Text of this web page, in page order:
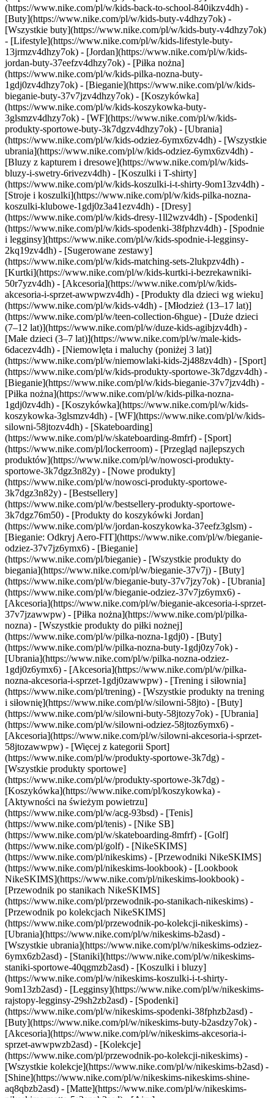
(https://www.nike.com/pl/w/kids-back-to-school-840ikzv4dh) -
[Buty](https://www.nike.com/pl/w/kids-buty-v4dhzy7ok) -
[Wszystkie buty](https://www.nike.com/pl/w/kids-buty-v4dhzy7ok)
- [Lifestyle](https://www.nike.com/pl/w/kids-lifestyle-buty-
13jrmzv4dhzy7ok) - [Jordan](https://www.nike.com/pl/w/kids-
jordan-buty-37eefzv4dhzy7ok) - [Piłka nożna]
(https://www.nike.com/pl/w/kids-pilka-nozna-buty-
1gdj0zv4dhzy7ok) - [Bieganie](https://www.nike.com/pl/w/kids-
bieganie-buty-37v7jzv4dhzy7ok) - [Koszykówka]
(https://www.nike.com/pl/w/kids-koszykowka-buty-
3glsmzv4dhzy7ok) - [WF](https://www.nike.com/pl/w/kids-
produkty-sportowe-buty-3k7dgzv4dhzy7ok) - [Ubrania]
(https://www.nike.com/pl/w/kids-odziez-6ymx6zv4dh) - [Wszystkie
ubrania](https://www.nike.com/pl/w/kids-odziez-6ymx6zv4dh) -
[Bluzy z kapturem i dresowe](https://www.nike.com/pl/w/kids-
bluzy-i-swetry-6rivezv4dh) - [Koszulki i T-shirty]
(https://www.nike.com/pl/w/kids-koszulki-i-t-shirty-9om13zv4dh) -
[Stroje i koszulki](https://www.nike.com/pl/w/kids-pilka-nozna-
koszulki-klubowe-1gdj0z3a41ezv4dh) - [Dresy]
(https://www.nike.com/pl/w/kids-dresy-1ll2wzv4dh) - [Spodenki]
(https://www.nike.com/pl/w/kids-spodenki-38fphzv4dh) - [Spodnie
i legginsy](https://www.nike.com/pl/w/kids-spodnie-i-legginsy-
2kq19zv4dh) - [Sugerowane zestawy]
(https://www.nike.com/pl/w/kids-matching-sets-2lukpzv4dh) -
[Kurtki](https://www.nike.com/pl/w/kids-kurtki-i-bezrekawniki-
50r7yzv4dh) - [Akcesoria](https://www.nike.com/pl/w/kids-
akcesoria-i-sprzet-awwpwzv4dh) - [Produkty dla dzieci wg wieku]
(https://www.nike.com/pl/w/kids-v4dh) - [Młodzież (13–17 lat)]
(https://www.nike.com/pl/w/teen-collection-6hgue) - [Duże dzieci
(7–12 lat)](https://www.nike.com/pl/w/duze-kids-agibjzv4dh) -
[Małe dzieci (3–7 lat)](https://www.nike.com/pl/w/male-kids-
6dacezv4dh) - [Niemowlęta i maluchy (poniżej 3 lat)]
(https://www.nike.com/pl/w/niemowlaki-kids-2j488zv4dh) - [Sport]
(https://www.nike.com/pl/w/kids-produkty-sportowe-3k7dgzv4dh) -
[Bieganie](https://www.nike.com/pl/w/kids-bieganie-37v7jzv4dh) -
[Piłka nożna](https://www.nike.com/pl/w/kids-pilka-nozna-
1gdj0zv4dh) - [Koszykówka](https://www.nike.com/pl/w/kids-
koszykowka-3glsmzv4dh) - [WF](https://www.nike.com/pl/w/kids-
silowni-58jtozv4dh) - [Skateboarding]
(https://www.nike.com/pl/w/skateboarding-8mfrf) - [Sport]
(https://www.nike.com/pl/lockerroom) - [Przegląd najlepszych
produktów](https://www.nike.com/pl/w/nowosci-produkty-
sportowe-3k7dgz3n82y) - [Nowe produkty]
(https://www.nike.com/pl/w/nowosci-produkty-sportowe-
3k7dgz3n82y) - [Bestsellery]
(https://www.nike.com/pl/w/bestsellery-produkty-sportowe-
3k7dgz76m50) - [Produkty do koszykówki Jordan]
(https://www.nike.com/pl/w/jordan-koszykowka-37eefz3glsm) -
[Bieganie: Odkryj Aero-FIT](https://www.nike.com/pl/w/bieganie-
odziez-37v7jz6ymx6) - [Bieganie]
(https://www.nike.com/pl/bieganie) - [Wszystkie produkty do
biegania](https://www.nike.com/pl/w/bieganie-37v7j) - [Buty]
(https://www.nike.com/pl/w/bieganie-buty-37v7jzy7ok) - [Ubrania]
(https://www.nike.com/pl/w/bieganie-odziez-37v7jz6ymx6) -
[Akcesoria](https://www.nike.com/pl/w/bieganie-akcesoria-i-sprzet-
37v7jzawwpw) - [Piłka nożna](https://www.nike.com/pl/pilka-
nozna) - [Wszystkie produkty do piłki nożnej]
(https://www.nike.com/pl/w/pilka-nozna-1gdj0) - [Buty]
(https://www.nike.com/pl/w/pilka-nozna-buty-1gdj0zy7ok) -
[Ubrania](https://www.nike.com/pl/w/pilka-nozna-odziez-
1gdj0z6ymx6) - [Akcesoria](https://www.nike.com/pl/w/pilka-
nozna-akcesoria-i-sprzet-1gdj0zawwpw) - [Trening i siłownia]
(https://www.nike.com/pl/trening) - [Wszystkie produkty na trening
i siłownię](https://www.nike.com/pl/w/silowni-58jto) - [Buty]
(https://www.nike.com/pl/w/silowni-buty-58jtozy7ok) - [Ubrania]
(https://www.nike.com/pl/w/silowni-odziez-58jtoz6ymx6) -
[Akcesoria](https://www.nike.com/pl/w/silowni-akcesoria-i-sprzet-
58jtozawwpw) - [Więcej z kategorii Sport]
(https://www.nike.com/pl/w/produkty-sportowe-3k7dg) -
[Wszystkie produkty sportowe]
(https://www.nike.com/pl/w/produkty-sportowe-3k7dg) -
[Koszykówka](https://www.nike.com/pl/koszykowka) -
[Aktywności na świeżym powietrzu]
(https://www.nike.com/pl/w/acg-93bsd) - [Tenis]
(https://www.nike.com/pl/tenis) - [Nike SB]
(https://www.nike.com/pl/w/skateboarding-8mfrf) - [Golf]
(https://www.nike.com/pl/golf) - [NikeSKIMS]
(https://www.nike.com/pl/nikeskims) - [Przewodniki NikeSKIMS]
(https://www.nike.com/pl/nikeskims-lookbook) - [Lookbook
NikeSKIMS](https://www.nike.com/pl/nikeskims-lookbook) -
[Przewodnik po stanikach NikeSKIMS]
(https://www.nike.com/pl/przewodnik-po-stanikach-nikeskims) -
[Przewodnik po kolekcjach NikeSKIMS]
(https://www.nike.com/pl/przewodnik-po-kolekcji-nikeskims) -
[Ubrania](https://www.nike.com/pl/w/nikeskims-b2asd) -
[Wszystkie ubrania](https://www.nike.com/pl/w/nikeskims-odziez-
6ymx6zb2asd) - [Staniki](https://www.nike.com/pl/w/nikeskims-
staniki-sportowe-40qgmzb2asd) - [Koszulki i bluzy]
(https://www.nike.com/pl/w/nikeskims-koszulki-i-t-shirty-
9om13zb2asd) - [Legginsy](https://www.nike.com/pl/w/nikeskims-
rajstopy-legginsy-29sh2zb2asd) - [Spodenki]
(https://www.nike.com/pl/w/nikeskims-spodenki-38fphzb2asd) -
[Buty](https://www.nike.com/pl/w/nikeskims-buty-b2asdzy7ok) -
[Akcesoria](https://www.nike.com/pl/w/nikeskims-akcesoria-i-
sprzet-awwpwzb2asd) - [Kolekcje]
(https://www.nike.com/pl/przewodnik-po-kolekcji-nikeskims) -
[Wszystkie kolekcje](https://www.nike.com/pl/w/nikeskims-b2asd) -
[Shine](https://www.nike.com/pl/w/nikeskims-nikeskims-shine-
aq8qbzb2asd) - [Matte](https://www.nike.com/pl/w/nikeskims-